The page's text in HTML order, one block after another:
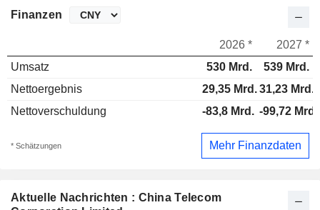
Aktuelle Nachrichten : China Telecom
Finanzen
2026 *
2027 *
Umsatz
530 Mrd.
539 Mrd.
Nettoergebnis
29,35 Mrd.31,23 Mrd.
Nettoverschuldung
-83,8 Mrd. -99,72 Mrd.
* Schätzungen Mehr Finanzdaten